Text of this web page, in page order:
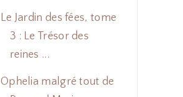
Le Jardin des fées, tome
3 : Le Trésor des
reines ...
Ophelia malgré tout de